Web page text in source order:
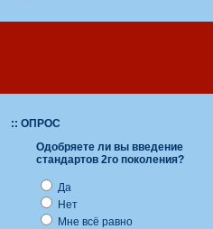
:: ОПРОС
Одобряете ли вы введение
стандартов 2го поколения?
Да
Нет
Мне всё равно